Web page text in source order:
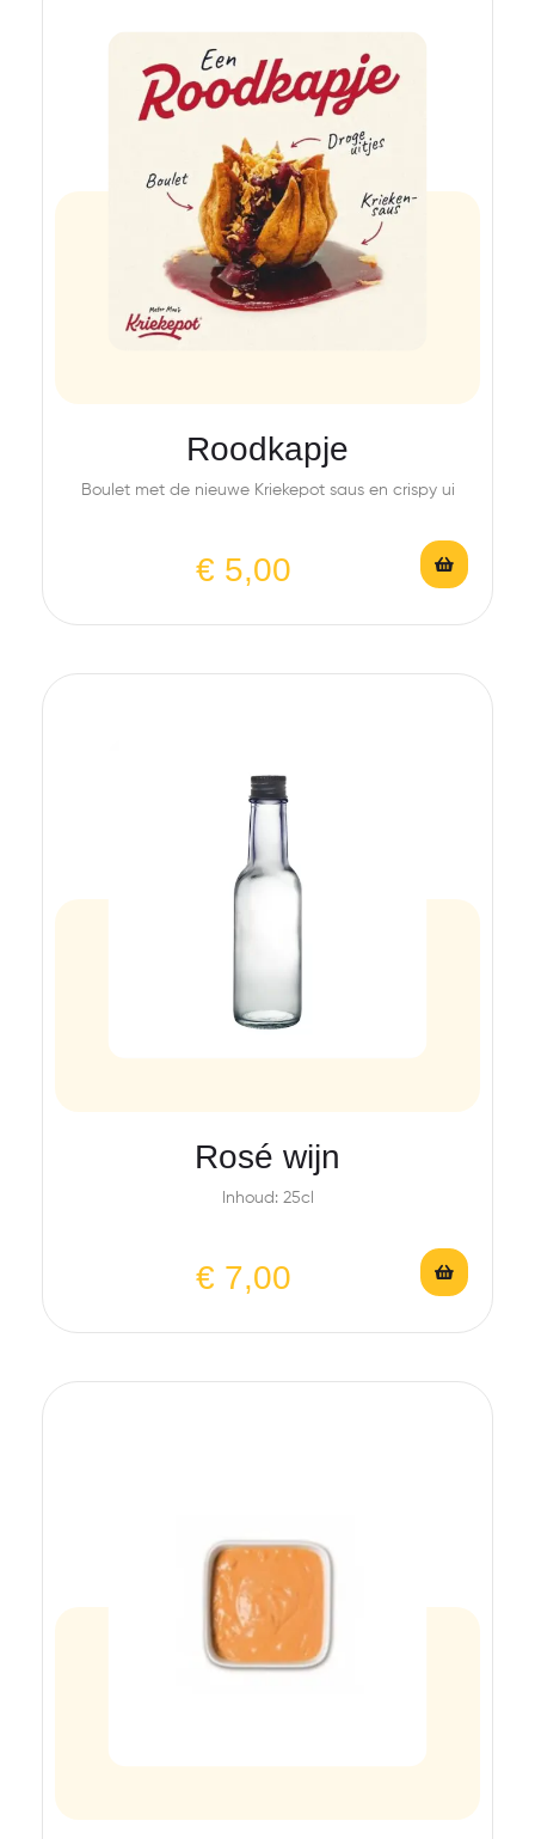
Roodkapje
Boulet met de nieuwe Kriekepot saus en crispy ui
€ 5,00
Rosé wijn
Inhoud: 25cl
€ 7,00